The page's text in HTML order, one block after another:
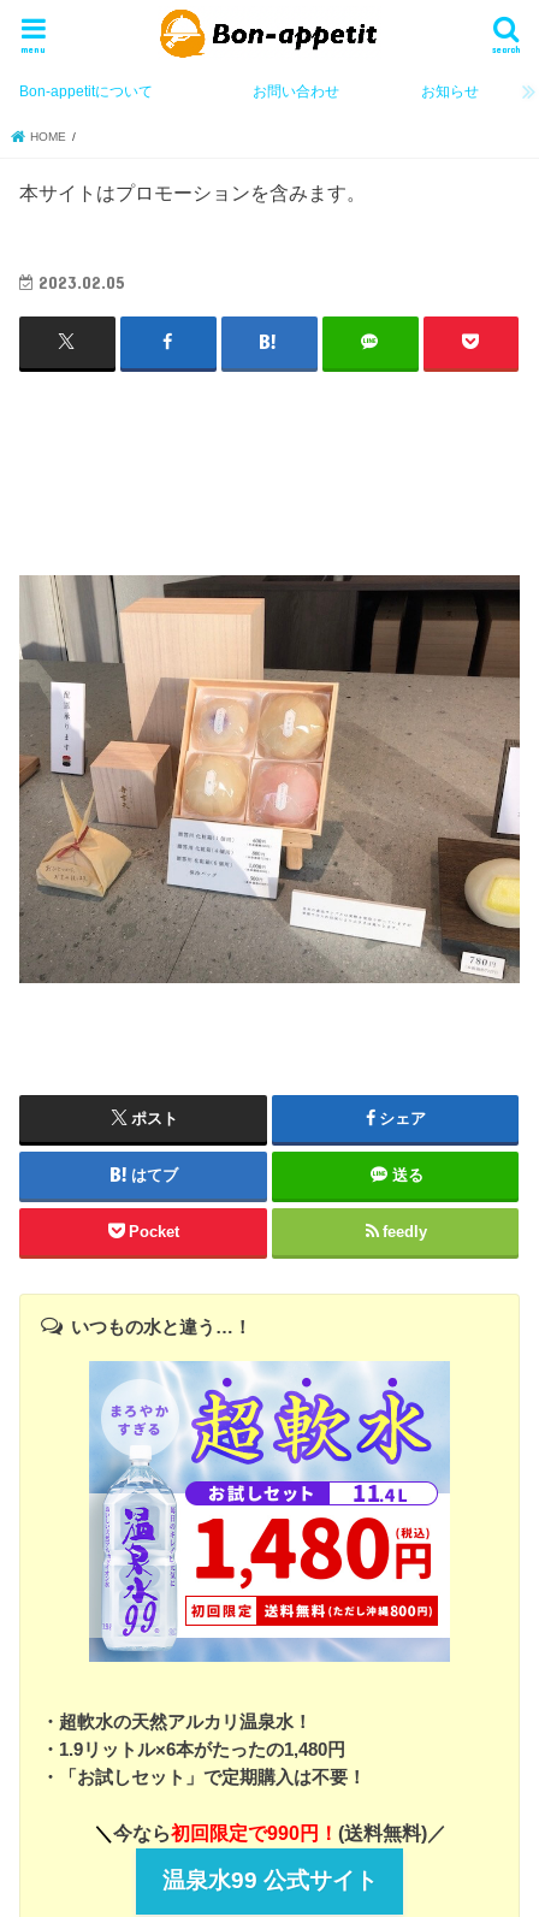
search
menu
Bon-appetitについて お問い合わせ お知らせ
HOME
本サイトはプロモーションを含みます。
2023.02.05
ポスト シェア
はてブ 送る
Pocket feedly
いつもの水と違う…！
・超軟水の天然アルカリ温泉水！
・1.9リットル×6本がたったの1,480円
・「お試しセット」で定期購入は不要！
＼ 今なら初回限定で990円！ (送料無料)／
温泉水99 公式サイト